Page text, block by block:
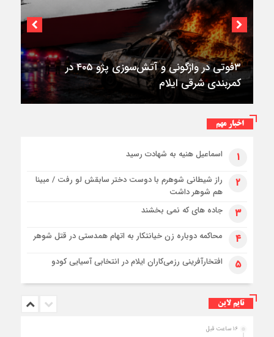
استقرار ۷۱۴ دستگاه اتوبوس در پایانه برکت مهران
برای بازگشت زائران اربعین+تصاویر
اخبار مهم
۱ اسماعیل هنیه به شهادت رسید
۲
راز شیطانی شوهرم با دوست دختر سابقش لو رفت / مبینا
هم شوهر داشت
۳ جاده های که نمی بخشند
۴ محاکمه دوباره زن خیانتکار به اتهام همدستی در قتل شوهر
۵ افتخارآفرینی رزمی‌کاران ایلام در انتخابی آسیایی کودو
تایم لاین
۱۶ ساعت قبل